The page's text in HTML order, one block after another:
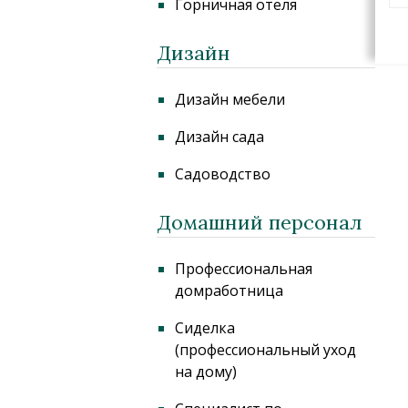
Горничная отеля
Дизайн
Дизайн мебели
Дизайн сада
Садоводство
Домашний персонал
Профессиональная
домработница
Сиделка
(профессиональный уход
на дому)